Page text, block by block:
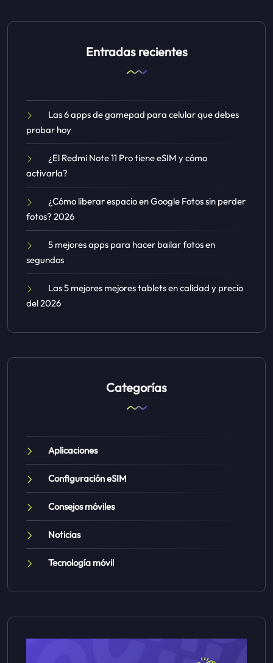
Entradas recientes
Las 6 apps de gamepad para celular que debes
probar hoy
¿El Redmi Note 11 Pro tiene eSIM y cómo
activarla?
¿Cómo liberar espacio en Google Fotos sin perder
fotos? 2026
5 mejores apps para hacer bailar fotos en
segundos
Las 5 mejores mejores tablets en calidad y precio
del 2026
Categorías
Aplicaciones
Configuración eSIM
Consejos móviles
Noticias
Tecnología móvil